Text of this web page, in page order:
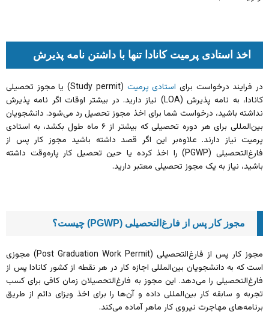
اخذ استادی پرمیت کانادا تنها با داشتن نامه پذیرش
در فرایند درخواست برای استادی پرمیت
(Study permit) یا مجوز تحصیلی
کانادا، به نامه پذیرش (LOA) نیاز دارید. در بیشتر اوقات اگر نامه پذیرش
نداشته باشید، درخواست شما برای اخذ مجوز تحصیل رد می‌شود. دانشجویان
بین‌المللی برای هر دوره تحصیلی که بیشتر از ۶ ماه طول بکشد، به استادی
پرمیت نیاز دارند. علاوه‌بر این اگر قصد داشته باشید مجوز کار پس از
فارغ‌التحصیلی (PGWP) را اخذ کرده یا حین تحصیل کار پاره‌وقت داشته
باشید،‌ نیاز به یک مجوز تحصیلی معتبر دارید.
مجوز کار پس از فارغ‌التحصیلی (PGWP) چیست؟
مجوز کار پس از فارغ‌التحصیلی (Post Graduation Work Permit) مجوزی
است که به دانشجویان بین‌المللی اجازه کار در هر نقطه از کشور کانادا پس از
فارغ‌التحصیلی را می‌دهد. این مجوز به فارغ‌التحصیلان زمان کافی برای کسب
تجربه و سابقه کار بین‌المللی داده و آن‌ها را برای اخذ ویزای دائم از طریق
برنامه‌های مهاجرت نیروی کار ماهر آماده می‌کند.